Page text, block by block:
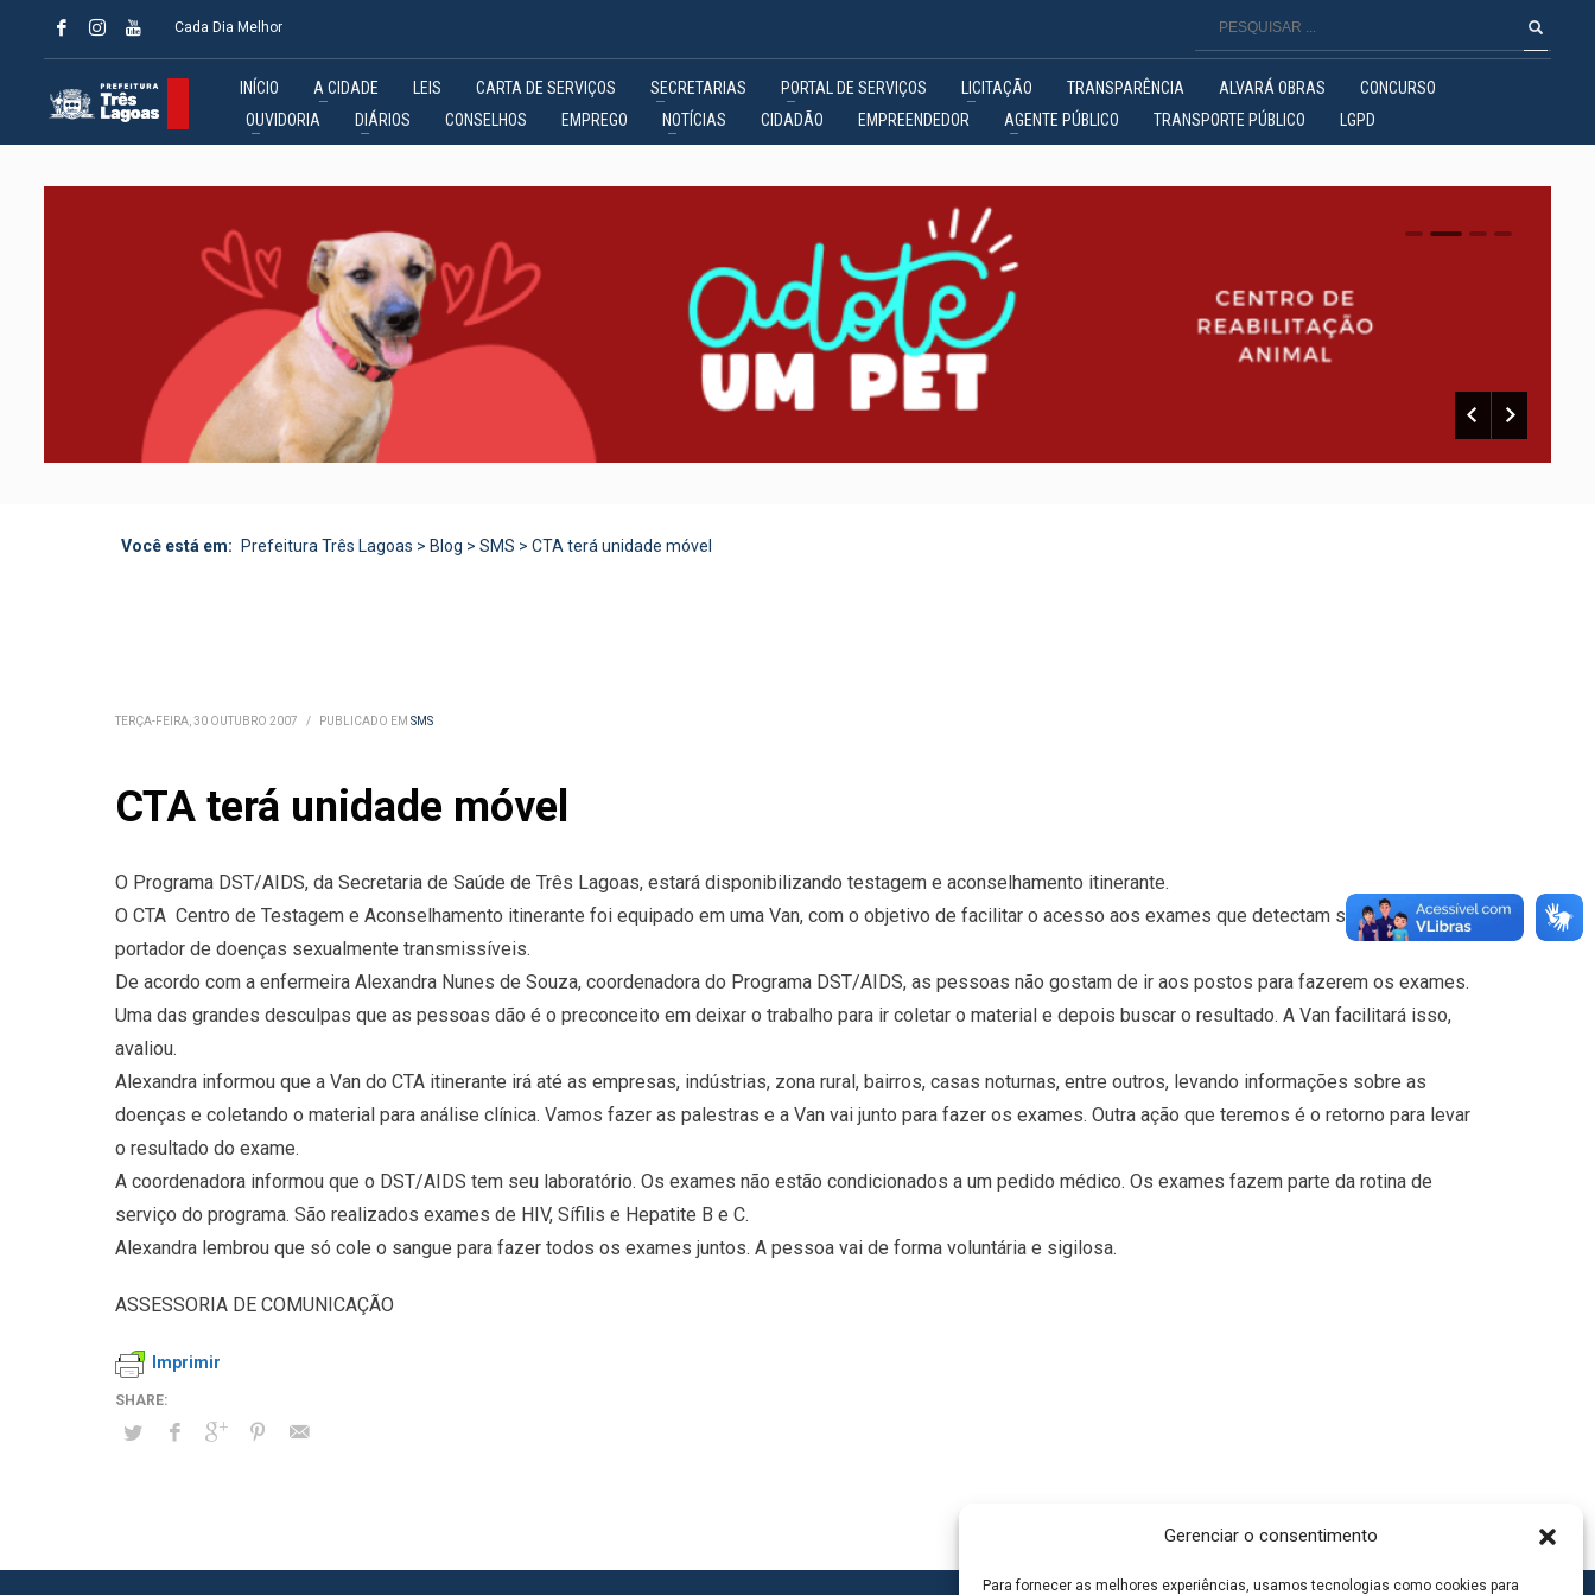
Gerenciar o consentimento
Para fornecer as melhores experiências, usamos tecnologias como cookies para
Cada Dia Melhor
INÍCIO A CIDADE LEIS CARTA DE SERVIÇOS SECRETARIAS PORTAL DE SERVIÇOS LICITAÇÃO TRANSPARÊNCIA ALVARÁ OBRAS
CONCURSO
OUVIDORIA
DIÁRIOS CONSELHOS EMPREGO NOTÍCIAS CIDADÃO EMPREENDEDOR AGENTE PÚBLICO TRANSPORTE PÚBLICO LGPD
0 1 2
Você está em: Prefeitura Três Lagoas > Blog > SMS > CTA terá unidade móvel
TERÇA-FEIRA, 30 OUTUBRO 2007 / PUBLICADO EM SMS
CTA terá unidade móvel
O Programa DST/AIDS, da Secretaria de Saúde de Três Lagoas, estará disponibilizando testagem e aconselhamento itinerante.
O CTA  Centro de Testagem e Aconselhamento itinerante foi equipado em uma Van, com o objetivo de facilitar o acesso aos exames que detectam se o indivíduo é
portador de doenças sexualmente transmissíveis.
De acordo com a enfermeira Alexandra Nunes de Souza, coordenadora do Programa DST/AIDS, as pessoas não gostam de ir aos postos para fazerem os exames.
Uma das grandes desculpas que as pessoas dão é o preconceito em deixar o trabalho para ir coletar o material e depois buscar o resultado. A Van facilitará isso,
avaliou.
Alexandra informou que a Van do CTA itinerante irá até as empresas, indústrias, zona rural, bairros, casas noturnas, entre outros, levando informações sobre as
doenças e coletando o material para análise clínica. Vamos fazer as palestras e a Van vai junto para fazer os exames. Outra ação que teremos é o retorno para levar
o resultado do exame.
A coordenadora informou que o DST/AIDS tem seu laboratório. Os exames não estão condicionados a um pedido médico. Os exames fazem parte da rotina de
serviço do programa. São realizados exames de HIV, Sífilis e Hepatite B e C.
Alexandra lembrou que só cole o sangue para fazer todos os exames juntos. A pessoa vai de forma voluntária e sigilosa.
ASSESSORIA DE COMUNICAÇÃO
Imprimir